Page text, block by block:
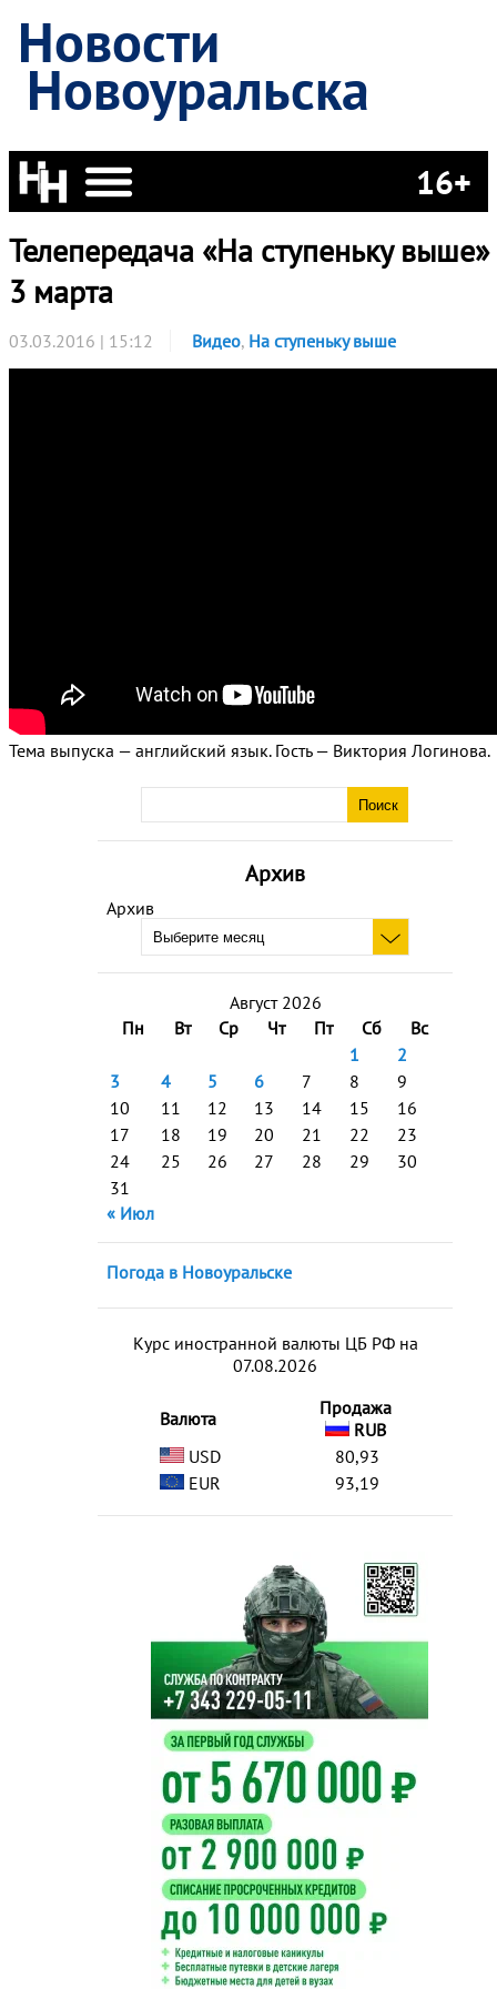
Новости
Новоуральска
16+
Архив
Архив
Август 2026
Пн
Вт Ср Чт Пт Сб
Вс
1
2
3
4 5 6 7 8
9
10
11 12 13 14 15
16
17
18 19 20 21 22
23
24
25 26 27 28 29
30
31
« Июл
Погода в Новоуральске
Курс иностранной валюты ЦБ РФ на
07.08.2026
Валюта
Продажа
RUB
USD
80,93
EUR
93,19
Телепередача «На ступеньку выше»
3 марта
03.03.2016 | 15:12 Видео, На ступеньку выше
Тема выпуска — английский язык. Гость — Виктория Логинова.